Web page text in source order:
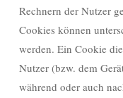
Rechnern der Nutzer
Cookies können
werden. Ein Cookie
Nutzer (bzw. dem
während oder auch